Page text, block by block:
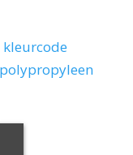
kleurcode